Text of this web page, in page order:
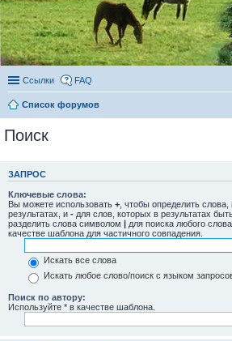
Ссылки FAQ
Список форумов
Поиск
ЗАПРОС
Ключевые слова:
Вы можете использовать + , чтобы определить
результатах, и - для слов, которых в результатах
разделить слова символом | для поиска любого
качестве шаблона для частичного совпадения.
Искать все слова
Искать любое слово/поиск с языком
Поиск по автору:
Используйте * в качестве шаблона.